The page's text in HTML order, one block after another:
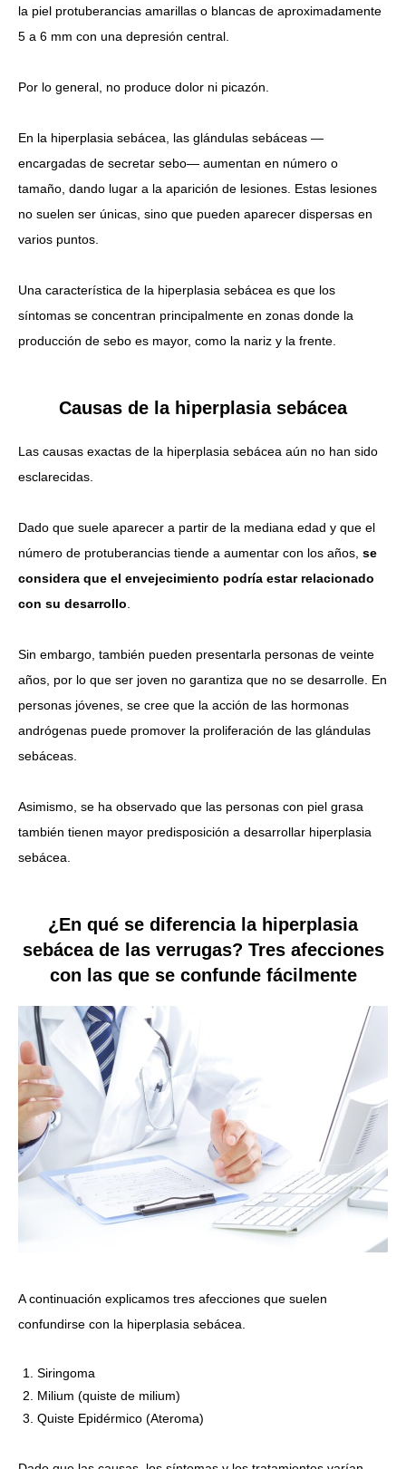
la piel protuberancias amarillas o blancas de aproximadamente
5 a 6 mm con una depresión central.
Por lo general, no produce dolor ni picazón.
En la hiperplasia sebácea, las glándulas sebáceas —
encargadas de secretar sebo— aumentan en número o
tamaño, dando lugar a la aparición de lesiones. Estas lesiones
no suelen ser únicas, sino que pueden aparecer dispersas en
varios puntos.
Una característica de la hiperplasia sebácea es que los
síntomas se concentran principalmente en zonas donde la
producción de sebo es mayor, como la nariz y la frente.
Causas de la hiperplasia sebácea
Las causas exactas de la hiperplasia sebácea aún no han sido
esclarecidas.
Dado que suele aparecer a partir de la mediana edad y que el
número de protuberancias tiende a aumentar con los años, se
considera que el envejecimiento podría estar relacionado
con su desarrollo
Sin embargo, también pueden presentarla personas de veinte
años, por lo que ser joven no garantiza que no se desarrolle. En
personas jóvenes, se cree que la acción de las hormonas
andrógenas puede promover la proliferación de las glándulas
sebáceas.
Asimismo, se ha observado que las personas con piel grasa
también tienen mayor predisposición a desarrollar hiperplasia
sebácea.
¿En qué se diferencia la hiperplasia
sebácea de las verrugas? Tres afecciones
con las que se confunde fácilmente
A continuación explicamos tres afecciones que suelen
confundirse con la hiperplasia sebácea.
Siringoma
Milium (quiste de milium)
Quiste Epidérmico (Ateroma)